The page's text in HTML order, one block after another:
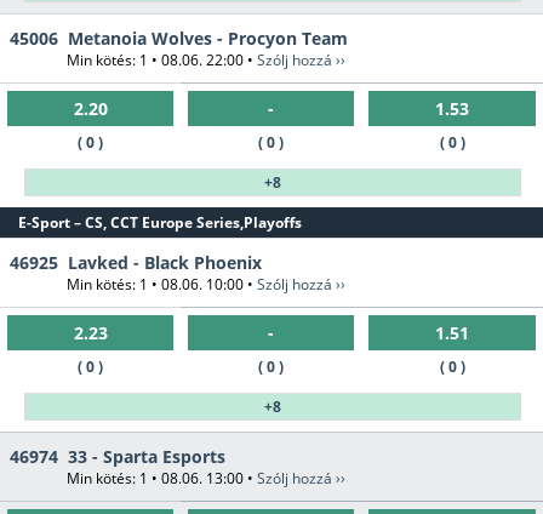
45006 Metanoia Wolves - Procyon Team
Min kötés: 1 • 08.06. 22:00 • Szólj hozzá ››
2.20
( 0 )
-
( 0 )
1.53
( 0 )
+8
E-Sport – CS, CCT Europe Series,Playoffs
46925 Lavked - Black Phoenix
Min kötés: 1 • 08.06. 10:00 • Szólj hozzá ››
2.23
( 0 )
-
( 0 )
1.51
( 0 )
+8
46974 33 - Sparta Esports
Min kötés: 1 • 08.06. 13:00 • Szólj hozzá ››